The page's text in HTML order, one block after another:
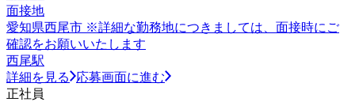
面接地
愛知県西尾市 ※詳細な勤務地につきましては、面接時にご
確認をお願いいたします
西尾駅
詳細を見る
応募画面に進む
正社員